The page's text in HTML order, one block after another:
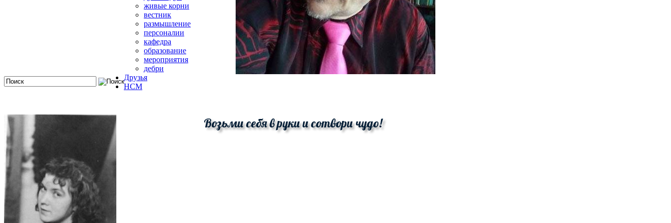
Возьми себя в руки и сотвори чудо!
живые корни
вестник
размышление
персоналии
кафедра
образование
мероприятия
дебри
Друзья
HCM